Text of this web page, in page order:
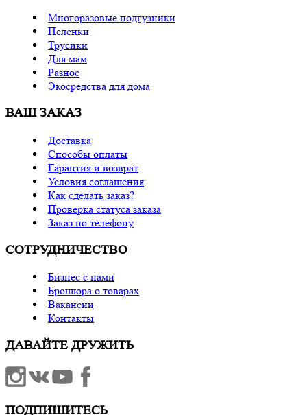
Многоразовые подгузники
Пеленки
Трусики
Для мам
Разное
Экосредства для дома
ВАШ ЗАКАЗ
Доставка
Способы оплаты
Гарантия и возврат
Условия соглашения
Как сделать заказ?
Проверка статуса заказа
Заказ по телефону
СОТРУДНИЧЕСТВО
Бизнес с нами
Брошюра о товарах
Вакансии
Контакты
ДАВАЙТЕ ДРУЖИТЬ
ПОДПИШИТЕСЬ